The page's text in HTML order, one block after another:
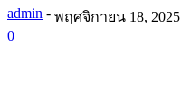
admin - พฤศจิกายน 18, 2025
0